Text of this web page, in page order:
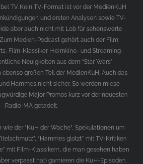
TV. Kein TV-Format ist vor der MedienKuH
und ersten Analysen sowie TV-
aber auch nicht mit Lob für sehenswerte
Medien-Podcast gehört auch der Film;
Film-Klassiker, Heimkino- und Streaming-
Neuigkeiten aus dem “Star Wars”-
großen Teil der MedienKuH. Auch das
Hammes nicht sicher. So werden miese
Major Promos kurz vor der neuesten
Radio-MA getadelt.
wie der “KuH der Woche”, Spekulationen um
“Hammes glotzt” mit TV-Kritiken
mit Film-Klassikern, die man gesehen haben
verpasst hat) garnieren die KuH-Episoden.